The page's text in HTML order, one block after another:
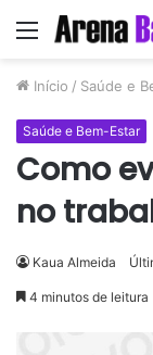
Menu
Início / Saúde e
Saúde e Bem-Estar
Como
no
Kaua Almeida
4 minutos de leitura